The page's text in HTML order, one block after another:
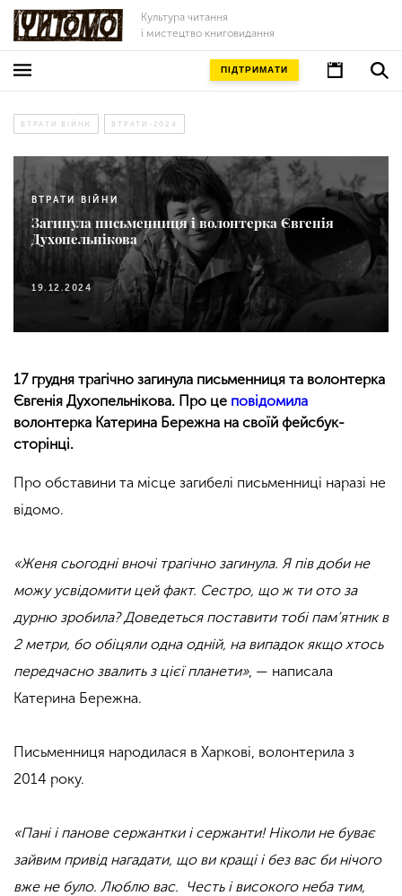
Культура читання
і мистецтво книговидання
ПІДТРИМАТИ
ВТРАТИ ВІЙНИ ВТРАТИ-2024
ВТРАТИ ВІЙНИ
Загинула письменниця і волонтерка Євгенія
Духопельнікова
19.12.2024
17 грудня трагічно загинула письменниця та волонтерка
Євгенія Духопельнікова. Про це повідомила
волонтерка Катерина Бережна на своїй фейсбук-
сторінці.
Про обставини та місце загибелі письменниці наразі не
відомо.
«Женя сьогодні вночі трагічно загинула. Я пів доби не
можу усвідомити цей факт. Сестро, що ж ти ото за
дурню зробила? Доведеться поставити тобі пам’ятник в
2 метри, бо обіцяли одна одній, на випадок якщо хтось
передчасно звалить з цієї планети», — написала
Катерина Бережна.
Письменниця народилася в Харкові, волонтерила з
2014 року.
«Пані і панове сержантки і сержанти! Ніколи не буває
зайвим привід нагадати, що ви кращі і без вас би нічого
вже не було. Люблю вас. Честь і високого неба тим,